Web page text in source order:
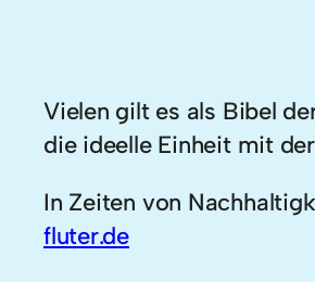
Vielen gilt es als Bibel
die ideelle Einheit mit
In Zeiten von
fluter.de